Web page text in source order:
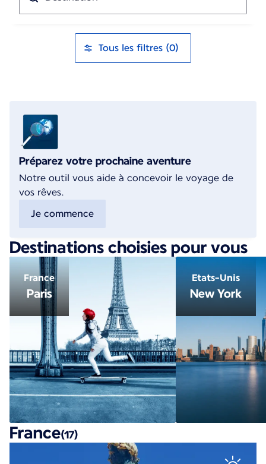
Tous les filtres (0)
Préparez votre prochaine aventure
Notre outil vous aide à concevoir le voyage de
vos rêves.
Je commence
Destinations choisies pour vous
France
Paris
Etats-Unis
New York
France(17)